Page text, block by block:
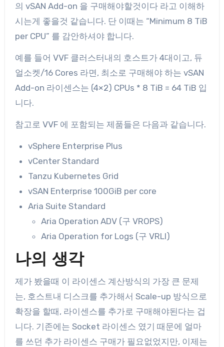
의 vSAN Add-on 을 구매해야할것이다 라고 이해하
시는게 좋을것 같습니다. 단 이때는 “Minimum 8 TiB
per CPU” 를 감안하셔야 합니다.
예를 들어 VVF 클러스터내의 호스트가 4대이고, 듀
얼소켓/16 Cores 라면, 최소로 구매해야 하는 vSAN
Add-on 라이센스는 (4×2) CPUs * 8 TiB = 64 TiB 입
니다.
참고로 VVF 에 포함되는 제품들은 다음과 같습니다.
vSphere Enterprise Plus
vCenter Standard
Tanzu Kubernetes Grid
vSAN Enterprise 100GiB per core
Aria Suite Standard
Aria Operation ADV (구 VROPS)
Aria Operation for Logs (구 VRLI)
나의 생각
제가 봤을때 이 라이센스 계산방식의 가장 큰 문제
는, 호스트내 디스크를 추가해서 Scale-up 방식으로
확장을 할때, 라이센스를 추가로 구매해야된다는 겁
니다. 기존에는 Socket 라이센스 였기 때문에 얼마
를 쓰던 추가 라이센스 구매가 필요없었지만, 이제는